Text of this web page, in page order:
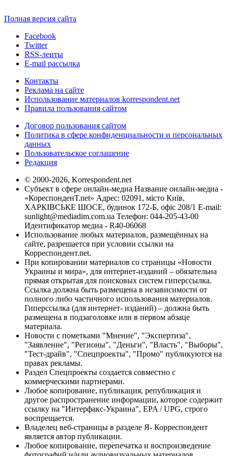
Полная версия сайта
Facebook
Twitter
RSS-ленты
E-mail рассылка
Контакты
Реклама на сайте
Использование материалов korrespondent.net
Правила пользования сайтом
Договор пользования сайтом
Политика в сфере конфиденциальности и персональных
данных
Пользовательское соглашение
Редакция
© 2000-2026, Korrespondent.net
Субъект в сфере онлайн-медиа Название онлайн-медиа -
«КореспонденТ.net» Адрес: 02091, місто Київ,
ХАРКІВСЬКЕ ШОСЕ, будинок 172-Б, офіс 208/1 E-mail:
sunlight@mediadim.com.ua Телефон: 044-205-43-00
Идентификатор медиа - R40-06068
Использование любых материалов, размещённых на
сайте, разрешается при условии ссылки на
Корреспондент.net.
При копировании материалов со страницы «Новости
Украины и мира», для интернет-изданий – обязательна
прямая открытая для поисковых систем гиперссылка.
Ссылка должна быть размещена в независимости от
полного либо частичного использования материалов.
Гиперссылка (для интернет- изданий) – должна быть
размещена в подзаголовке или в первом абзаце
материала.
Новости с пометками "Мнение", "Экспертиза",
"Заявление", "Регионы", "Деньги", "Власть", "Выборы",
"Тест-драйв", "Спецпроекты", "Промо" публикуются на
правах рекламы.
Раздел Спецпроекты создается совместно с
коммерческими партнерами.
Любое копирование, публикация, републикация и
другое распространение информации, которое содержит
ссылку на "Интерфакс-Украина", EPA / UPG, строго
воспрещается.
Владелец веб-страницы в разделе Я- Корреспондент
является автор публикации.
Любое копирование, перепечатка и воспроизведение